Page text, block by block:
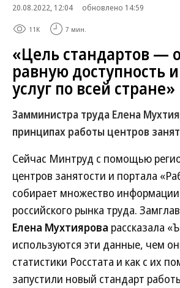
20.08.2022, 12:04
обновлено 14:59
11K 7 мин.
«Цель стандартов —
равную доступность
услуг по всей стране»
Замминистра труда Елена
принципах работы центров
Сейчас Минтруд с помощью
центров занятости и портала
собирает множество
российского рынка труда.
Елена Мухтиярова рассказала
используются эти данные, чем
статистики Росстата и как с их
запустили новый стандарт